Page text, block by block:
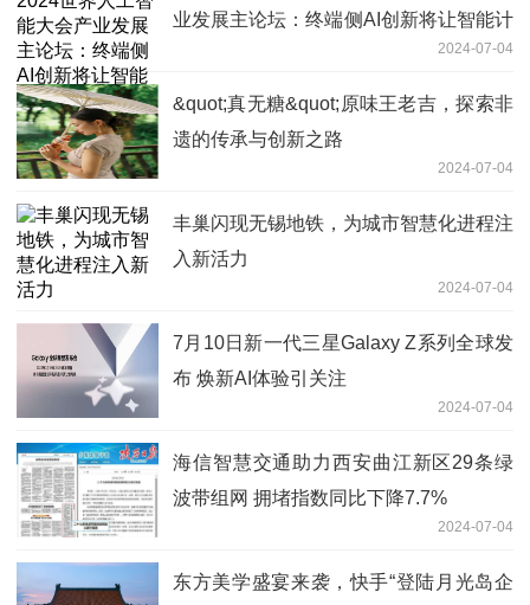
业发展主论坛：终端侧AI创新将让智能计
2024-07-04
&quot;真无糖&quot;原味王老吉，探索非
遗的传承与创新之路
2024-07-04
丰巢闪现无锡地铁，为城市智慧化进程注
入新活力
2024-07-04
7月10日新一代三星Galaxy Z系列全球发
布 焕新AI体验引关注
2024-07-04
海信智慧交通助力西安曲江新区29条绿
波带组网 拥堵指数同比下降7.7%
2024-07-04
东方美学盛宴来袭，快手“登陆月光岛企